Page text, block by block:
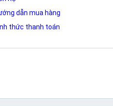
dẫn mua hàng
thức thanh toán